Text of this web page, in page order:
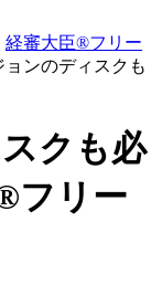
経審大臣®フリー
のディスクも
クも必
リー